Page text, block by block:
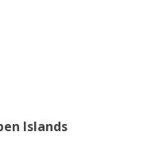
Islands